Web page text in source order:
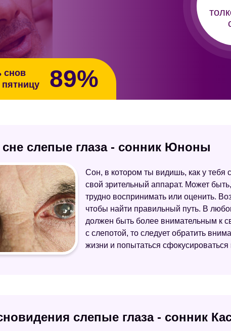
снов
пятницу
89%
слепые глаза - сонник Юноны
Сон, в котором ты видишь, как у тебя
свой зрительный аппарат. Может
трудно воспринимать или оценить.
чтобы найти правильный путь. В
должен быть более внимательным к
с слепотой, то следует обратить
жизни и попытаться сфокусироваться
слепые глаза - сонник